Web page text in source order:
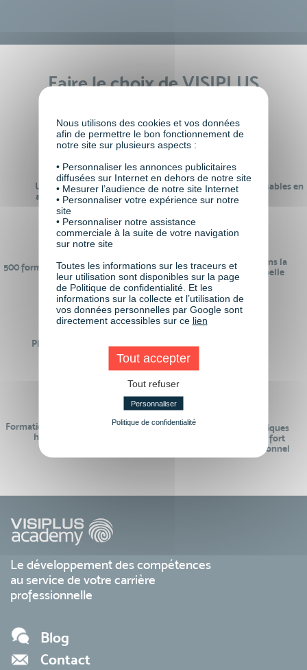
Faire le choix de VISIPLUS
Un réseau de 22 000
anciens participants
100% des formations réalisables en
digital learning
500 formations pour se préparer au
monde de demain
24 ans d'expérience dans la
formation professionnelle
Plus de 50 formations
Des intervenants
Formations réalisables pendant ou
hors temps de travail
Des contenus pédagogiques
« de pointe » et en lien fort
avec le monde professionnel
Le développement des compétences
au service de votre carrière
professionnelle
Blog
Contact
Nous utilisons des cookies et vos données
afin de permettre le bon fonctionnement de
notre site sur plusieurs aspects :
• Personnaliser les annonces publicitaires
diffusées sur Internet en dehors de notre site
• Mesurer l’audience de notre site Internet
• Personnaliser votre expérience sur notre
site
• Personnaliser notre assistance
commerciale à la suite de votre navigation
sur notre site
Toutes les informations sur les traceurs et
leur utilisation sont disponibles sur la page
de Politique de confidentialité. Et les
informations sur la collecte et l’utilisation de
vos données personnelles par Google sont
directement accessibles sur ce lien
Tout accepter
Tout refuser
Personnaliser
Politique de confidentialité